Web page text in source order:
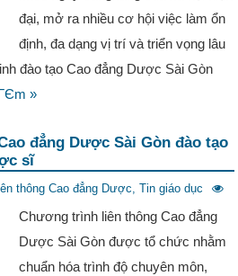
đại, mở ra nhiều cơ hội việc làm ổn
định, đa dạng vị trí và triển vọng lâu
đào tạo Cao đẳng Dược Sài Gòn
»
đẳng Dược Sài Gòn đào tạo
sĩ
thông Cao đẳng Dược,Tin giáo dục
Chương trình liên thông Cao đẳng
Dược Sài Gòn được tổ chức nhằm
chuẩn hóa trình độ chuyên môn,